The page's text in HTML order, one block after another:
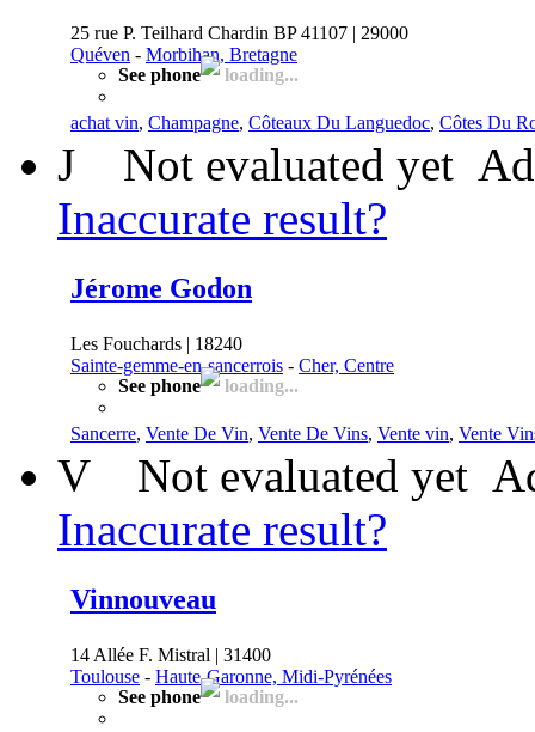
25 rue P. Teilhard Chardin BP 41107 | 29000
Quéven - Morbihan, Bretagne
See phone
loading...
achat vin, Champagne, Côteaux Du Languedoc, Côtes Du
J Not evaluated yet
Inaccurate result?
Jérome Godon
Les Fouchards | 18240
Sainte-gemme-en-sancerrois - Cher, Centre
See phone
loading...
Sancerre, Vente De Vin, Vente De Vins, Vente vin, Vente
V Not evaluated yet
Inaccurate result?
Vinnouveau
14 Allée F. Mistral | 31400
Toulouse - Haute-Garonne, Midi-Pyrénées
See phone
loading...